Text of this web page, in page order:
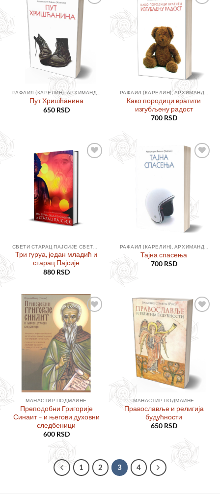
Додајте
у листу
Пут Хришћанина
650 RSD
Како породици вратити
изгубљену радост
700 RSD
Три гуруа, један младић и
старац Пајсије
880 RSD
Тајна спасења
700 RSD
Додајте
у листу
жеља
МАНАСТИР ПОДМАИНЕ
Преподобни Григорије
Синаит – и његови духовни
следбеници
600 RSD
Додајте
у листу
жеља
МАНАСТИР ПОДМАИНЕ
Православље и религија
будућности
650 RSD
1 2 3 4